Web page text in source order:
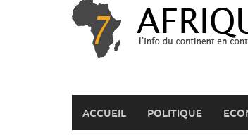
ACCUEIL POLITIQUE